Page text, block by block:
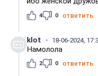
4 0 ответить
klot 18-06-2024,
Намолола
2 0 ответить